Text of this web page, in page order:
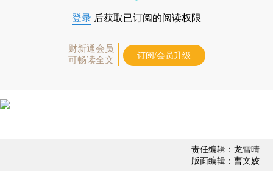
登录 后获取已订阅的阅读权限
财新通会员
可畅读全文
订阅/会员升级
责任编辑：龙雪晴
版面编辑：曹文姣